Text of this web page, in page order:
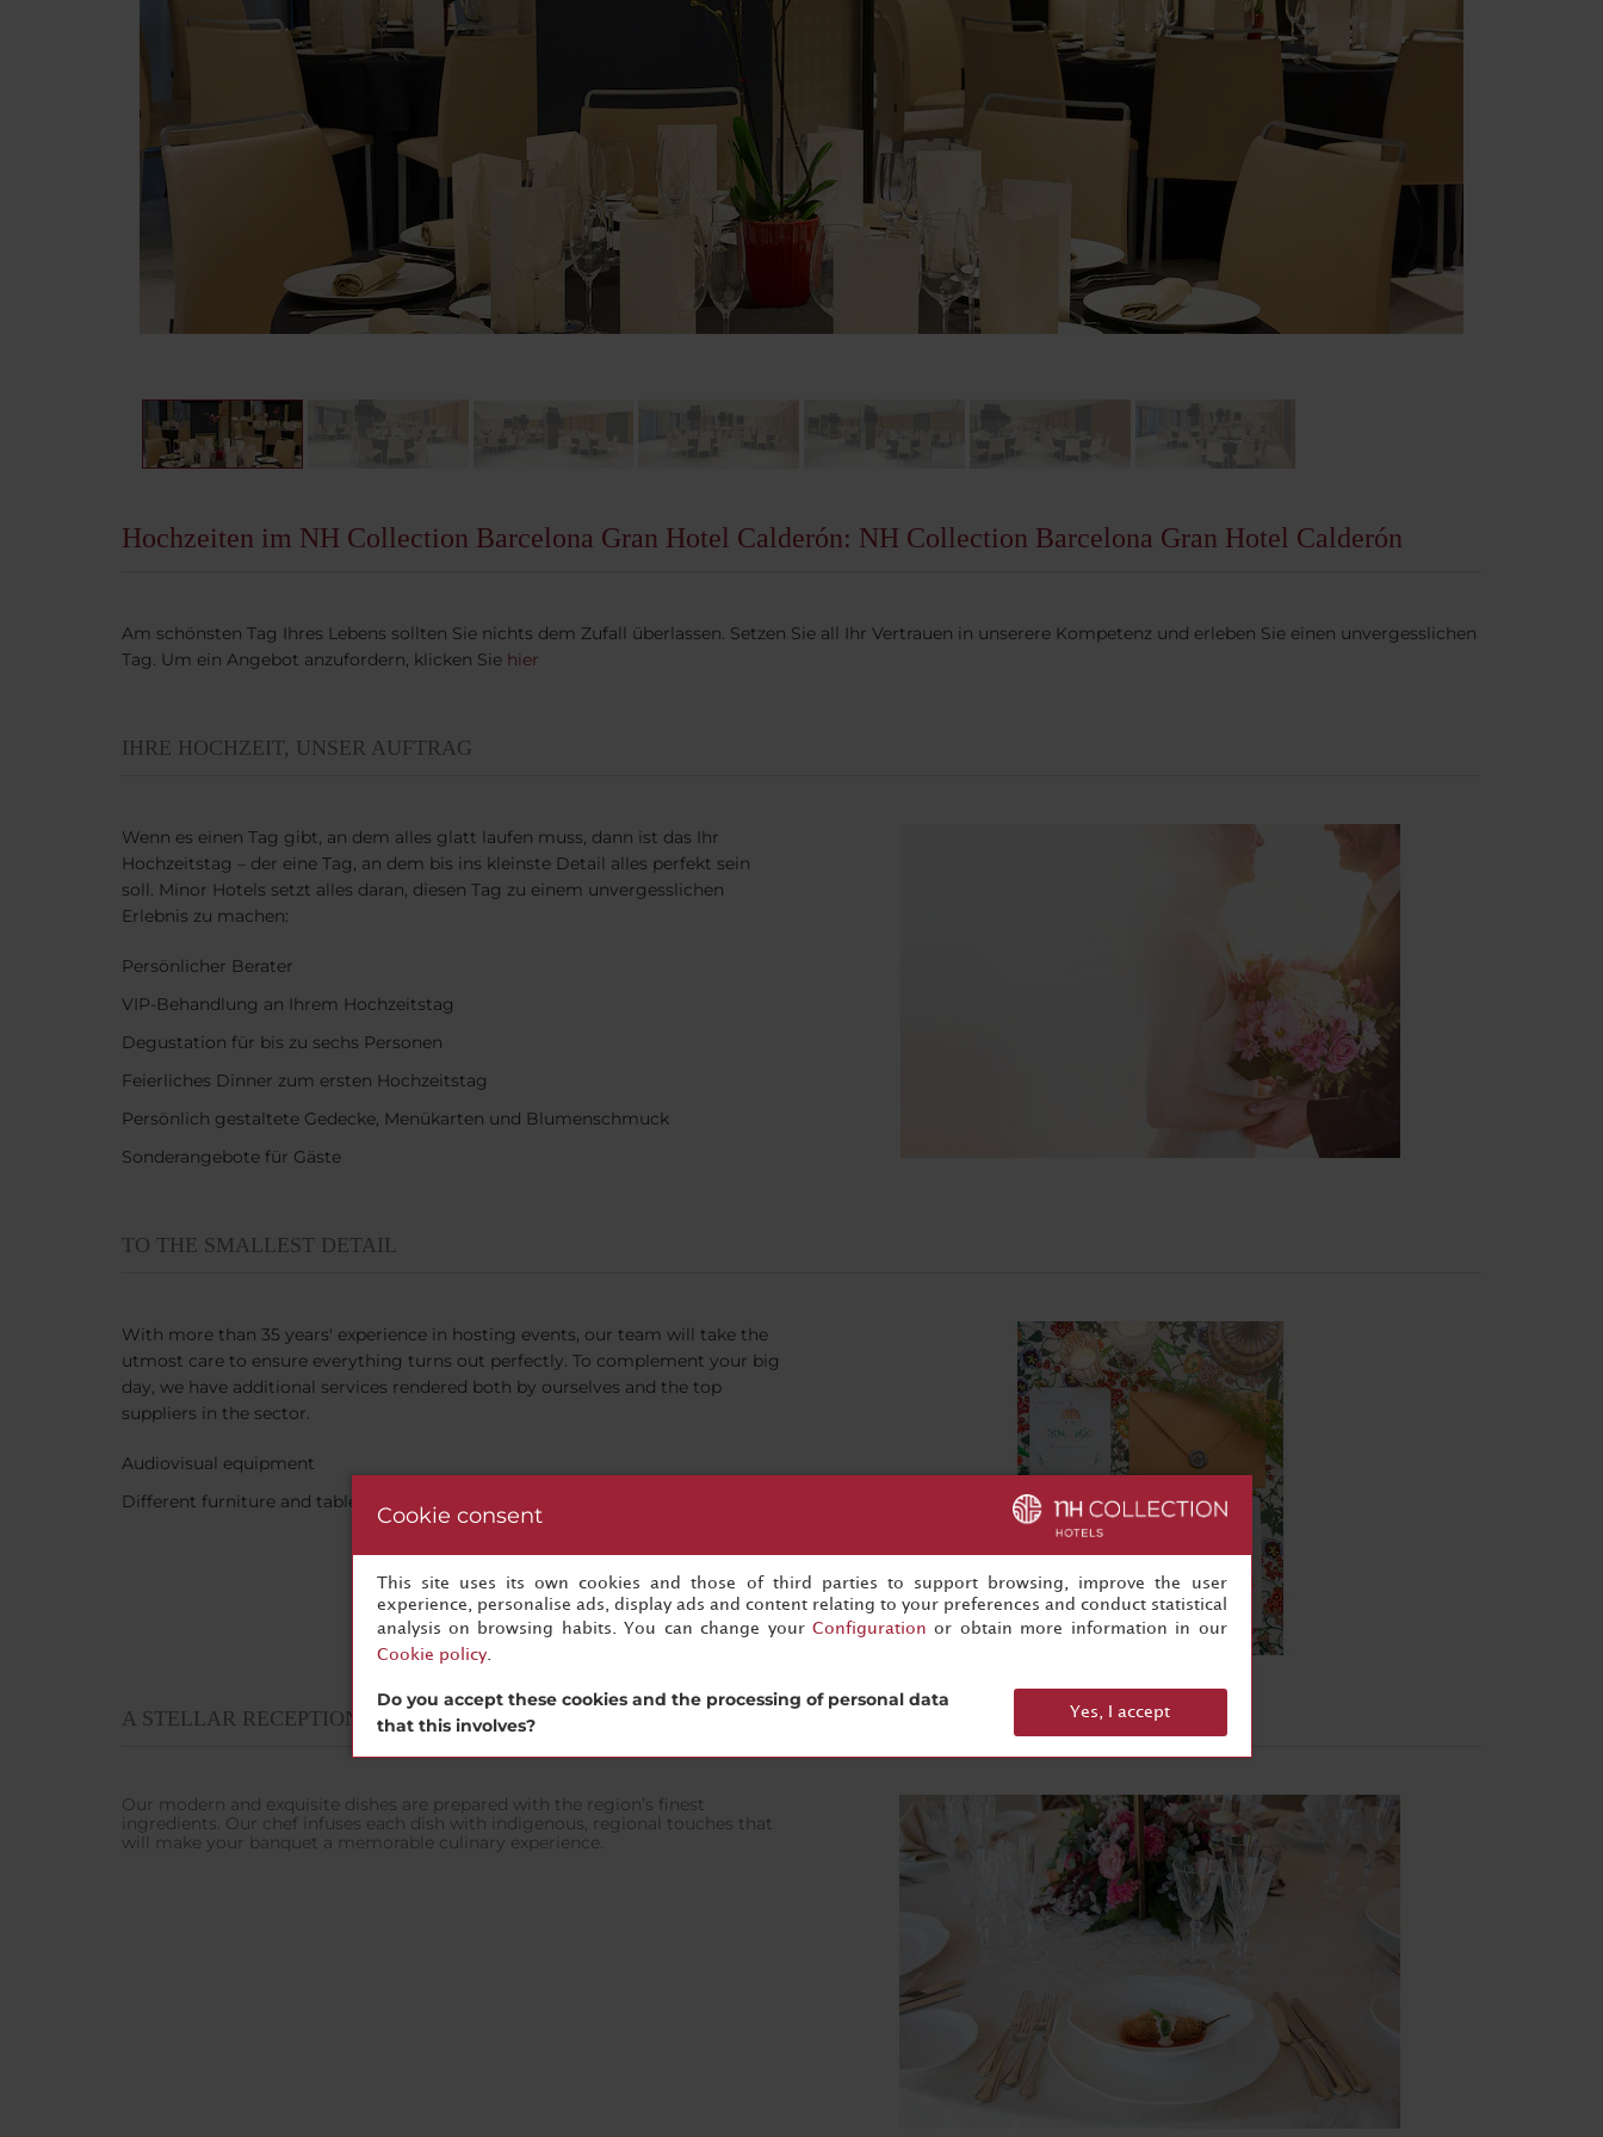
Hochzeiten im NH Collection Barcelona Gran Hotel Calderón: NH Collection Barcelona Gran Hotel Calderón
Am schönsten Tag Ihres Lebens sollten Sie nichts dem Zufall überlassen. Setzen Sie all Ihr Vertrauen in unserere Kompetenz und erleben Sie einen unvergesslichen
Tag. Um ein Angebot anzufordern, klicken Sie hier
IHRE HOCHZEIT, UNSER AUFTRAG
Wenn es einen Tag gibt, an dem alles glatt laufen muss, dann ist das Ihr
Hochzeitstag – der eine Tag, an dem bis ins kleinste Detail alles perfekt sein
soll. Minor Hotels setzt alles daran, diesen Tag zu einem unvergesslichen
Erlebnis zu machen:
Persönlicher Berater
VIP-Behandlung an Ihrem Hochzeitstag
Degustation für bis zu sechs Personen
Feierliches Dinner zum ersten Hochzeitstag
Persönlich gestaltete Gedecke, Menükarten und Blumenschmuck
Sonderangebote für Gäste
TO THE SMALLEST DETAIL
With more than 35 years' experience in hosting events, our team will take the
utmost care to ensure everything turns out perfectly. To complement your big
day, we have additional services rendered both by ourselves and the top
suppliers in the sector.
Audiovisual equipment
Different furniture and table options
A STELLAR RECEPTION
Our modern and exquisite dishes are prepared with the region’s finest
ingredients. Our chef infuses each dish with indigenous, regional touches that
will make your banquet a memorable culinary experience.
Cookie consent
This site uses its own cookies and those of third parties to support browsing, improve the user
experience, personalise ads, display ads and content relating to your preferences and conduct statistical
analysis on browsing habits. You can change your Configuration or obtain more information in our
Cookie policy.
Do you accept these cookies and the processing of personal data
that this involves?
Yes, I accept